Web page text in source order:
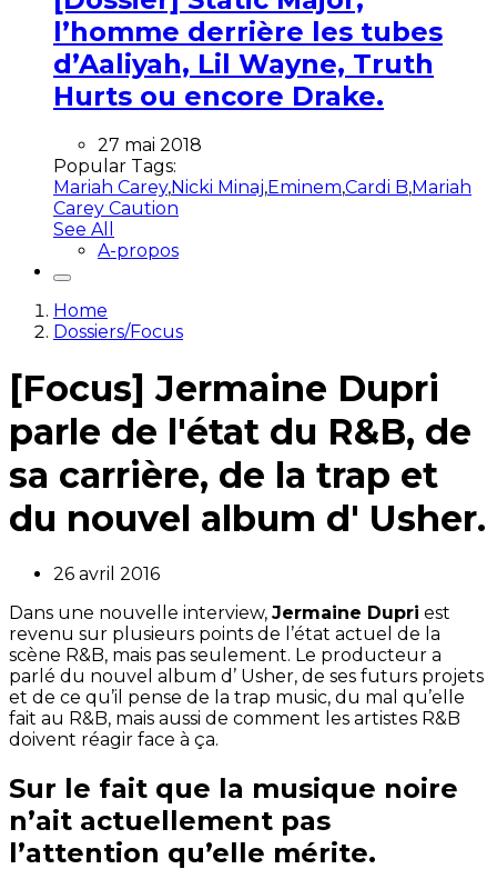
l’homme derrière les tubes
d’Aaliyah, Lil Wayne, Truth
Hurts ou encore Drake.
27 mai 2018
Popular Tags:
Mariah Carey,Nicki Minaj,Eminem,Cardi B,Mariah
Carey Caution
See All
A-propos
Home
Dossiers/Focus
[Focus] Jermaine Dupri
parle de l'état du R&B, de
sa carrière, de la trap et
du nouvel album d' Usher.
26 avril 2016
Dans une nouvelle interview, Jermaine Dupri est
revenu sur plusieurs points de l’état actuel de la
scène R&B, mais pas seulement. Le producteur a
parlé du nouvel album d’ Usher, de ses futurs projets
et de ce qu’il pense de la trap music, du mal qu’elle
fait au R&B, mais aussi de comment les artistes R&B
doivent réagir face à ça.
Sur le fait que la musique noire
n’ait actuellement pas
l’attention qu’elle mérite.